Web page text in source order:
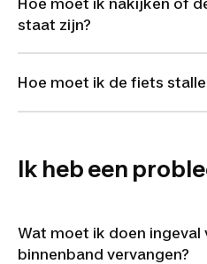
staat zijn?
Hoe moet ik de fiets
Ik heb een
Wat moet ik doen ingeval
binnenband vervangen?